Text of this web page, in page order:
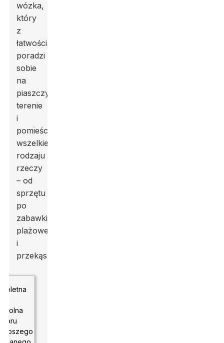
wózka,
który
z
łatwością
poradzi
sobie
na
piaszczystym
terenie
i
pomieści
wszelkiego
rodzaju
rzeczy
– od
sprzętu
po
zabawki
plażowe
i
przekąski.